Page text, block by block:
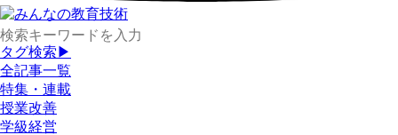
タグ検索▶
全記事一覧
特集・連載
授業改善
学級経営